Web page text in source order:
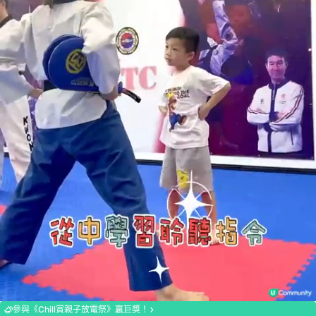
Loaded:
100.00%
Unmute
參與《Chill賞親子放電祭》贏巨獎！